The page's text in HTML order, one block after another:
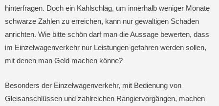
hinterfragen. Doch ein Kahlschlag, um innerhalb weniger Monate
schwarze Zahlen zu erreichen, kann nur gewaltigen Schaden
anrichten. Wie bitte schön darf man die Aussage bewerten, dass
im Einzelwagenverkehr nur Leistungen gefahren werden sollen,
mit denen man Geld machen könne?
Besonders der Einzelwagenverkehr, mit Bedienung von
Gleisanschlüssen und zahlreichen Rangiervorgängen, machen